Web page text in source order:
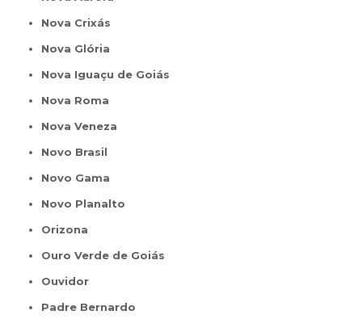
Nova Crixás
Nova Glória
Nova Iguaçu de Goiás
Nova Roma
Nova Veneza
Novo Brasil
Novo Gama
Novo Planalto
Orizona
Ouro Verde de Goiás
Ouvidor
Padre Bernardo